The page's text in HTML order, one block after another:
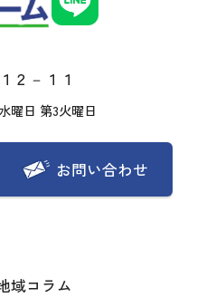
２－１１
曜日 第3火曜日
お問い合わせ
域コラム